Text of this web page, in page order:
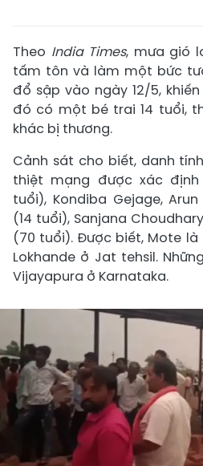
Theo India Times, mưa gió
tấm tôn và làm một bức
đổ sập vào ngày 12/5,
đó có một bé trai 14 tuổi,
khác bị thương.
Cảnh sát cho biết, danh
thiệt mạng được xác
tuổi), Kondiba Gejage,
(14 tuổi), Sanjana
(70 tuổi). Được biết, Mote
Lokhande ở Jat tehsil.
Vijayapura ở Karnataka.